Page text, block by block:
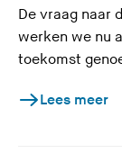
De vraag naar
werken we nu
toekomst
Lees meer